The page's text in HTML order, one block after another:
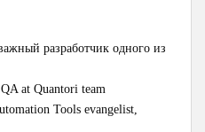
разработчик одного из
at Quantori team
Tools evangelist,